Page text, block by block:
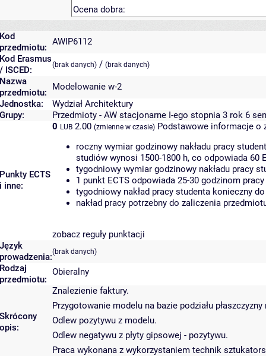
Kod
przedmiotu:
AWIP6112
Kod Erasmus
/ ISCED:
(brak danych) / (brak danych)
Nazwa
przedmiotu:
Modelowanie w-2
Jednostka:
Wydział Architektury
Grupy:
Przedmioty - AW stacjonarne I-ego stopnia 3 rok 6
Punkty ECTS
i inne:
0 LUB 2.00 (zmienne w czasie) Podstawowe informacje o
roczny wymiar godzinowy nakładu pracy
studiów wynosi 1500-1800 h, co odpowiada 60
tygodniowy wymiar godzinowy nakładu pracy
1 punkt ECTS odpowiada 25-30 godzinom
tygodniowy nakład pracy studenta konieczny
nakład pracy potrzebny do zaliczenia
zobacz reguły punktacji
Język
prowadzenia:(brak danych)
Rodzaj
przedmiotu:
Obieralny
Skrócony
opis:
Znalezienie faktury.
Przygotowanie modelu na bazie podziału
Odlew pozytywu z modelu.
Odlew negatywu z płyty gipsowej - pozytywu.
Praca wykonana z wykorzystaniem technik